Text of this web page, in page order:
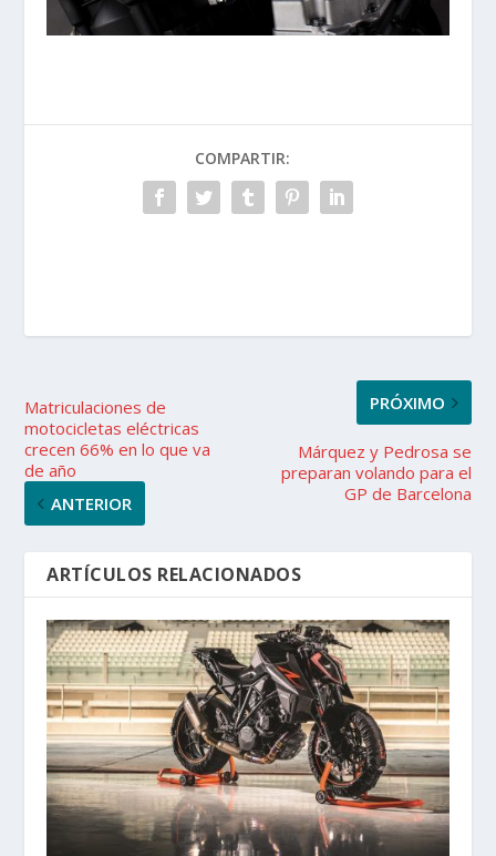
COMPARTIR:
Matriculaciones de
motocicletas eléctricas
crecen 66% en lo que va
de año
ANTERIOR
PRÓXIMO
Márquez y Pedrosa se
preparan volando para el
GP de Barcelona
ARTÍCULOS RELACIONADOS